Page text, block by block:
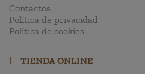
Contactos
Política de privacidad
Política de cookies
|
TIENDA ONLINE